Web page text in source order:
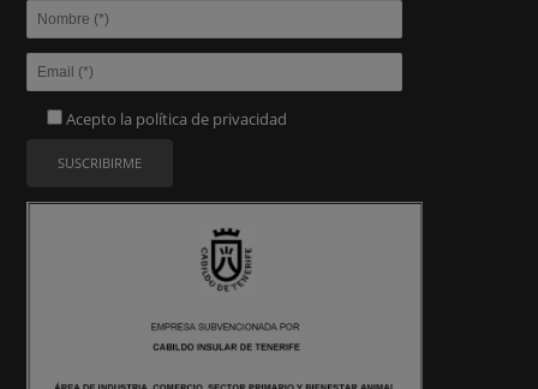
Acepto la política de privacidad